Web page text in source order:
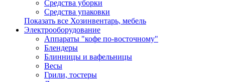
Средства уборки
Средства упаковки
Показать все Хозинвентарь, мебель
Электрооборудование
Аппараты "кофе по-восточному"
Блендеры
Блинницы и вафельницы
Весы
Грили, тостеры